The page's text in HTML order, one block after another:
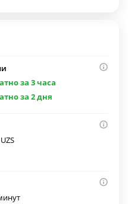
за 3 часа
за 2 дня